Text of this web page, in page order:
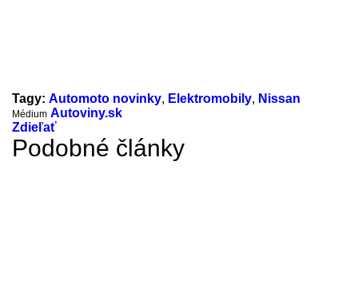
Tagy: Automoto novinky, Elektromobily, Nissan
Médium Autoviny.sk
Zdieľať
Podobné články